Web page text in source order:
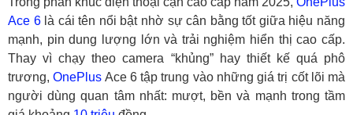
Ace 6là cái tên nổi bật nhờ sự cân bằng tốt giữa hiệu năng
mạnh, pin dung lượng lớn và trải nghiệm hiển thị cao cấp.
Thay vì chạy theo camera “khủng” hay thiết kế quá phô
trương,OnePlus Ace 6 tập trung vào những giá trị cốt lõi mà
người dùng quan tâm nhất: mượt, bền và mạnh trong tầm